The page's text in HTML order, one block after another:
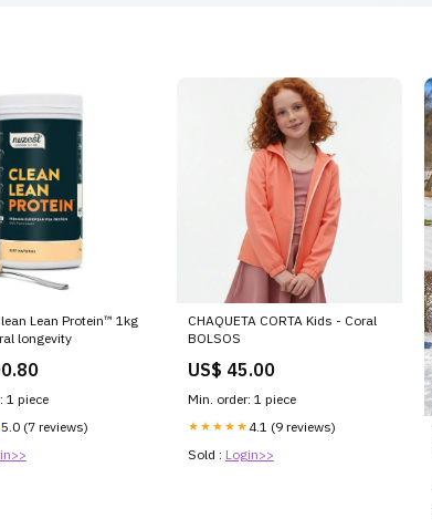
Lean Protein™ 1kg
longevity
1 piece
5.0 (7 reviews)
CHAQUETA CORTA Kids - Coral
BOLSOS
US$ 45.00
Min. order: 1 piece
★★★★★ 4.1 (9 reviews)
Sold : Login>>